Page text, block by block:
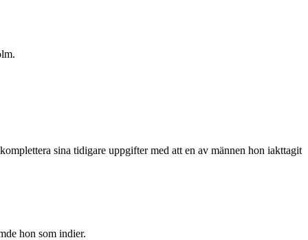
sina tidigare uppgifter med att en av männen hon iakttagit
hon som indier.